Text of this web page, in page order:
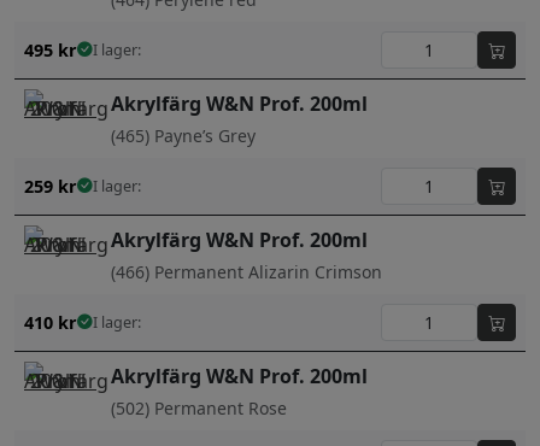
495 kr I lager:
Akrylfärg W&N Prof. 200ml
(465) Payne’s Grey
259 kr I lager:
Akrylfärg W&N Prof. 200ml
(466) Permanent Alizarin Crimson
410 kr I lager:
Akrylfärg W&N Prof. 200ml
(502) Permanent Rose